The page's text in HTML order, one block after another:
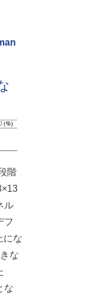
階
ル
フ
にな
な
な